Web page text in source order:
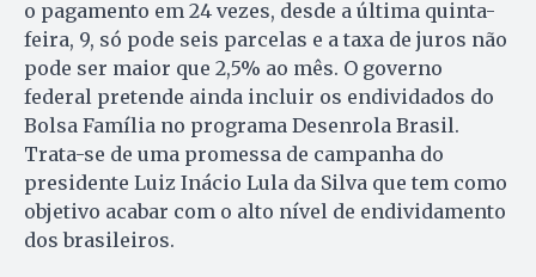
o pagamento em 24 vezes, desde a última quinta-
feira, 9, só pode seis parcelas e a taxa de juros não
pode ser maior que 2,5% ao mês. O governo
federal pretende ainda incluir os endividados do
Bolsa Família no programa Desenrola Brasil.
Trata-se de uma promessa de campanha do
presidente Luiz Inácio Lula da Silva que tem como
objetivo acabar com o alto nível de endividamento
dos brasileiros.